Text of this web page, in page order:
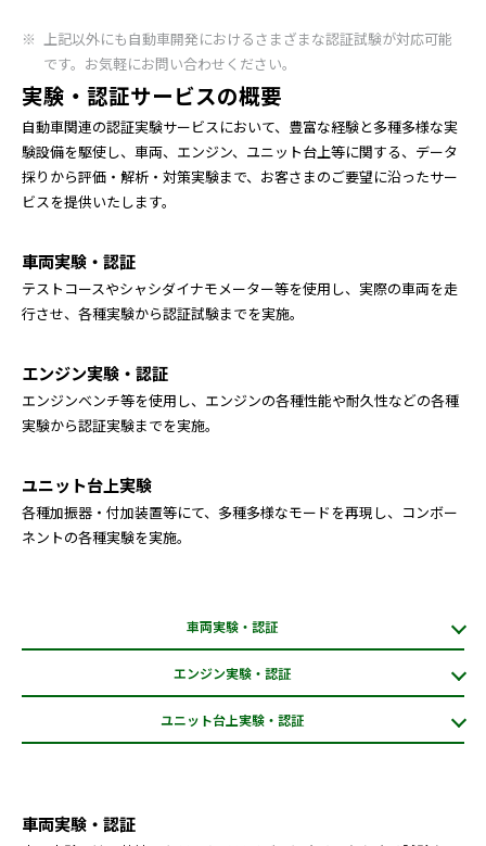
上記以外にも自動車開発におけるさまざまな認証試験が対応可能
です。お気軽にお問い合わせください。
実験・認証サービスの概要
自動車関連の認証実験サービスにおいて、豊富な経験と多種多様な実
験設備を駆使し、車両、エンジン、ユニット台上等に関する、データ
採りから評価・解析・対策実験まで、お客さまのご要望に沿ったサー
ビスを提供いたします。
車両実験・認証
テストコースやシャシダイナモメーター等を使用し、実際の車両を走
行させ、各種実験から認証試験までを実施。
エンジン実験・認証
エンジンベンチ等を使用し、エンジンの各種性能や耐久性などの各種
実験から認証実験までを実施。
ユニット台上実験
各種加振器・付加装置等にて、多種多様なモードを再現し、コンボー
ネントの各種実験を実施。
車両実験・認証
エンジン実験・認証
ユニット台上実験・認証
車両実験・認証